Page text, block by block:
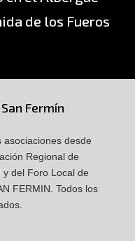
de los Fueros
Fermín
desde
Regional de
y del Foro Local de
FERMIN. Todos los